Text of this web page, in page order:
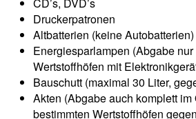
Druckerpatronen
Altbatterien (keine Autobatterien)
Energiesparlampen (Abgabe
Wertstoffhöfen mit
Bauschutt (maximal 30 Liter,
Akten (Abgabe auch komplett im
bestimmten Wertstoffhöfen